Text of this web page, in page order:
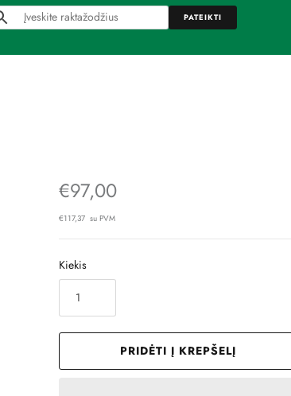
PATEIKTI
€97,00
€117,37 su PVM
Kiekis
PRIDĖTI Į KREPŠELĮ